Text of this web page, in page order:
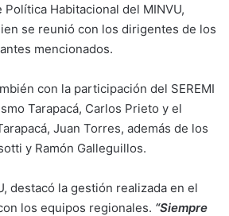
Habitacional del MINVU,
se reunió con los dirigentes de los
mencionados.
con la participación del SEREMI
Tarapacá, Carlos Prieto y el
Juan Torres, además de los
y Ramón Galleguillos.
destacó la gestión realizada en el
los equipos regionales. “Siempre